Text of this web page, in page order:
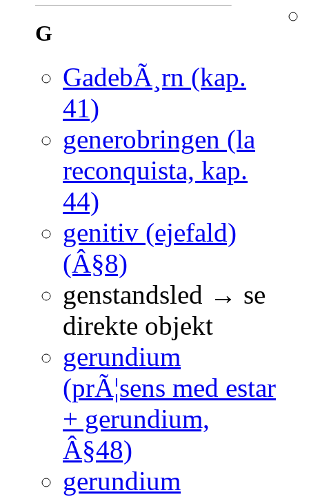
G
GadebÃ¸rn (kap.
41)
generobringen (la
reconquista, kap.
44)
genitiv (ejefald)
(Â§8)
genstandsled → se
direkte objekt
gerundium
(prÃ¦sens med estar
+ gerundium,
Â§48)
gerundium